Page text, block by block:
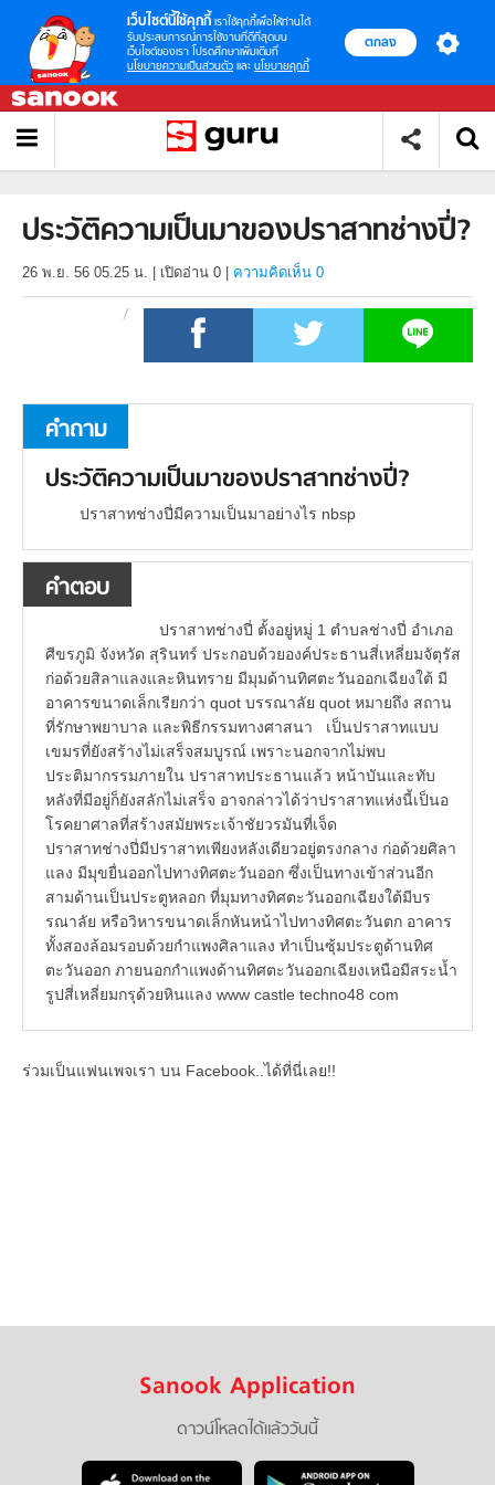
เว็บไซต์นี้ใช้คุกกี้ เราใช้คุกกี้เพื่อให้ท่านได้
รับประสบการณ์การใช้งานที่ดีที่สุดบน
เว็บไซต์ของเรา โปรดศึกษาเพิ่มเติมที่
นโยบายความเป็นส่วนตัว และ นโยบายคุกกี้
ตกลง
ประวัติความเป็นมาของปราสาทช่างปี่?
26 พ.ย. 56 05.25 น. เปิดอ่าน 0 ความคิดเห็น 0
คำถาม
ประวัติความเป็นมาของปราสาทช่างปี่?
ปราสาทช่างปี่มีความเป็นมาอย่างไร nbsp
คำตอบ
ปราสาทช่างปี่ ตั้งอยู่หมู่ 1 ตำบลช่างปี่ อำเภอ
ศีขรภูมิ จังหวัด สุรินทร์ ประกอบด้วยองค์ประธานสี่เหลี่ยมจัตุรัส
ก่อด้วยสิลาแลงและหินทราย มีมุมด้านทิศตะวันออกเฉียงใต้ มี
อาคารขนาดเล็กเรียกว่า quot บรรณาลัย quot หมายถึง สถาน
ที่รักษาพยาบาล และพิธีกรรมทางศาสนา เป็นปราสาทแบบ
เขมรที่ยังสร้างไม่เสร็จสมบูรณ์ เพราะนอกจากไม่พบ
ประติมากรรมภายใน ปราสาทประธานแล้ว หน้าบันและทับ
หลังที่มีอยู่ก็ยังสลักไม่เสร็จ อาจกล่าวได้ว่าปราสาทแห่งนี้เป็นอ
โรคยาศาลที่สร้างสมัยพระเจ้าชัยวรมันที่เจ็ด
ปราสาทช่างปี่มีปราสาทเพียงหลังเดียวอยู่ตรงกลาง ก่อด้วยศิลา
แลง มีมุขยื่นออกไปทางทิศตะวันออก ซึ่งเป็นทางเข้าส่วนอีก
สามด้านเป็นประตูหลอก ที่มุมทางทิศตะวันออกเฉียงใต้มีบร
รณาลัย หรือวิหารขนาดเล็กหันหน้าไปทางทิศตะวันตก อาคาร
ทั้งสองล้อมรอบด้วยกำแพงศิลาแลง ทำเป็นซุ้มประตูด้านทิศ
ตะวันออก ภายนอกกำแพงด้านทิศตะวันออกเฉียงเหนือมีสระน้ำ
รูปสี่เหลี่ยมกรุด้วยหินแลง www castle techno48 com
ร่วมเป็นแฟนเพจเรา บน Facebook..ได้ที่นี่เลย!!
Sanook Application
ดาวน์โหลดได้แล้ววันนี้